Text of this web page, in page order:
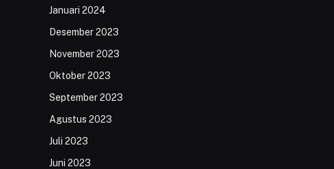
Januari 2024
Desember 2023
November 2023
Oktober 2023
September 2023
Agustus 2023
Juli 2023
Juni 2023